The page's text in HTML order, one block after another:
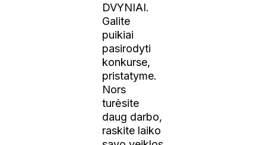
DVYNIAI.
Galite
puikiai
pasirodyti
konkurse,
pristatyme.
Nors
turėsite
daug darbo,
raskite laiko